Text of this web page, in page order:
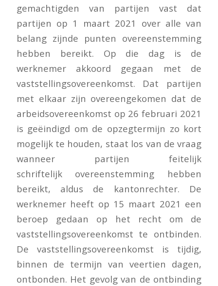
gemachtigden van partijen vast dat
partijen op 1 maart 2021 over alle van
belang zijnde punten overeenstemming
hebben bereikt. Op die dag is de
werknemer akkoord gegaan met de
vaststellingsovereenkomst. Dat partijen
met elkaar zijn overeengekomen dat de
arbeidsovereenkomst op 26 februari 2021
is geëindigd om de opzegtermijn zo kort
mogelijk te houden, staat los van de vraag
wanneer partijen feitelijk
schriftelijk overeenstemming hebben
bereikt, aldus de kantonrechter. De
werknemer heeft op 15 maart 2021 een
beroep gedaan op het recht om de
vaststellingsovereenkomst te ontbinden.
De vaststellingsovereenkomst is tijdig,
binnen de termijn van veertien dagen,
ontbonden. Het gevolg van de ontbinding